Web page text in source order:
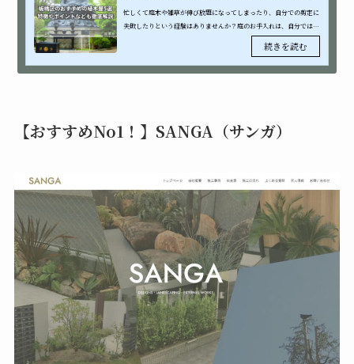
忙しくて庭木や雑草が伸び放題になってしまったり、自分での剪定に
失敗したりという経験はありませんか？庭のお手入れは、自分では時
間も手間もかかってしまうものですよね。お庭で悩んでいる方は、一
【おすすめNo1！】SANGA（サンガ）